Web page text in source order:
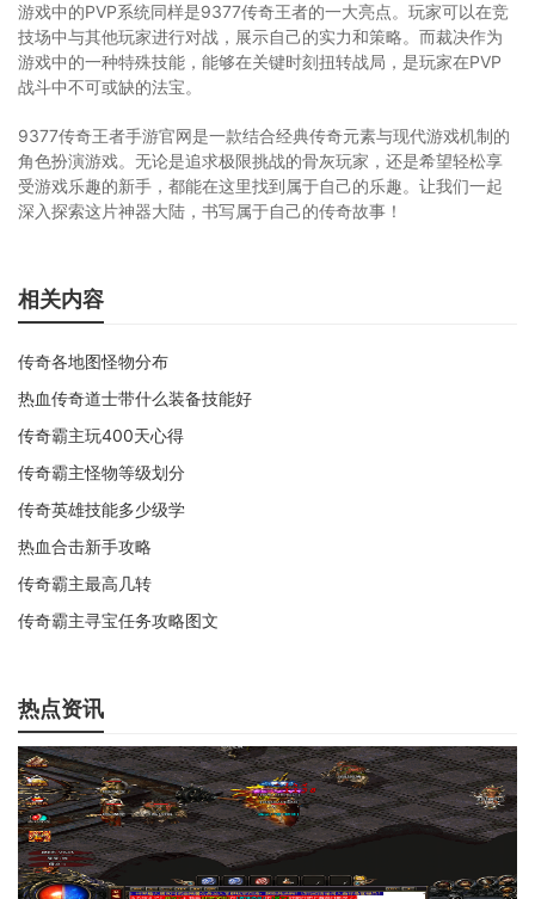
游戏中的PVP系统同样是9377传奇王者的一大亮点。玩家可以在竞
技场中与其他玩家进行对战，展示自己的实力和策略。而裁决作为
游戏中的一种特殊技能，能够在关键时刻扭转战局，是玩家在PVP
战斗中不可或缺的法宝。
9377传奇王者手游官网是一款结合经典传奇元素与现代游戏机制的
角色扮演游戏。无论是追求极限挑战的骨灰玩家，还是希望轻松享
受游戏乐趣的新手，都能在这里找到属于自己的乐趣。让我们一起
深入探索这片神器大陆，书写属于自己的传奇故事！
相关内容
传奇各地图怪物分布
热血传奇道士带什么装备技能好
传奇霸主玩400天心得
传奇霸主怪物等级划分
传奇英雄技能多少级学
热血合击新手攻略
传奇霸主最高几转
传奇霸主寻宝任务攻略图文
热点资讯